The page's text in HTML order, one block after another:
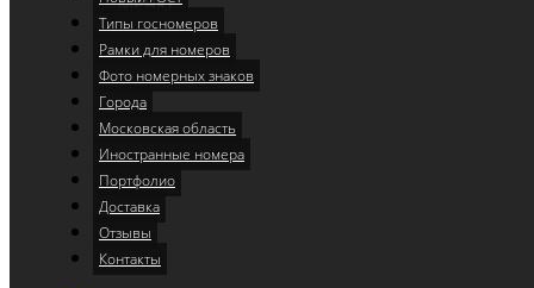
Типы госномеров
Рамки для номеров
Фото номерных знаков
Города
Московская область
Иностранные номера
Портфолио
Доставка
Отзывы
Контакты